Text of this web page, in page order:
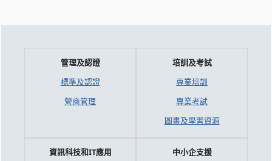
管理及認證
標準及認證
營商管理
培訓及考試
專業培訓
專業考試
圖書及學習資源
資訊科技和IT應用
中小企支援